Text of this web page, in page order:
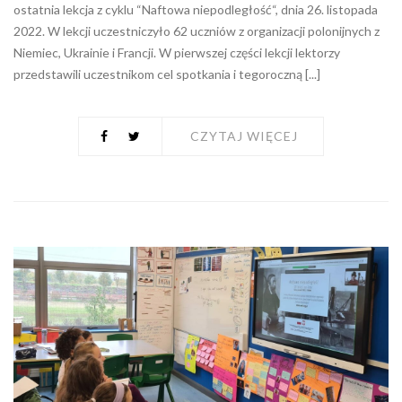
ostatnia lekcja z cyklu “Naftowa niepodległość“, dnia 26. listopada
2022. W lekcji uczestniczyło 62 uczniów z organizacji polonijnych z
Niemiec, Ukrainie i Francji. W pierwszej części lekcji lektorzy
przedstawili uczestnikom cel spotkania i tegoroczną [...]
CZYTAJ WIĘCEJ